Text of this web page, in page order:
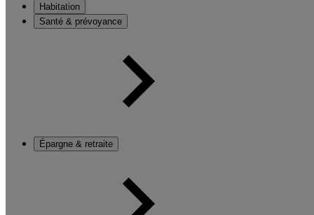
Habitation
Santé & prévoyance
Épargne & retraite